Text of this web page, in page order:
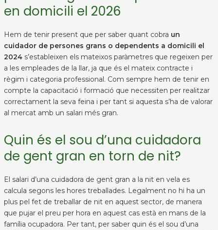
en domicili el 2026
Hem de tenir present que per saber quant cobra un
cuidador de persones grans o dependents a domicili el
2024s’estableixen els mateixos paràmetres que regeixen per
a les empleades de la llar, ja que és el mateix contracte i
règim i categoria professional. Com sempre hem de tenir en
compte la capacitació i formació que necessiten per realitzar
correctament la seva feina i per tant si aquesta s’ha de valorar
al mercat amb un salari més gran.
Quin és el sou d’una cuidadora
de gent gran en torn de nit?
El salari d’una cuidadora de gent gran a la nit en vela es
calcula segons les hores treballades. Legalment no hi ha un
plus pel fet de treballar de nit en aquest sector, de manera
que pujar el preu per hora en aquest cas està en mans de la
família ocupadora. Per tant, per saber quin és el sou d’una